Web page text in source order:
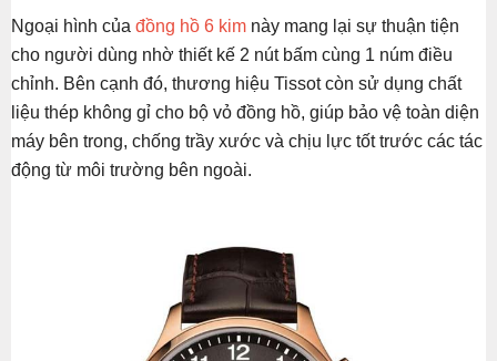
Ngoại hình của đồng hồ 6 kim này mang lại sự thuận tiện
cho người dùng nhờ thiết kế 2 nút bấm cùng 1 núm điều
chỉnh. Bên cạnh đó, thương hiệu Tissot còn sử dụng chất
liệu thép không gỉ cho bộ vỏ đồng hồ, giúp bảo vệ toàn diện
máy bên trong, chống trầy xước và chịu lực tốt trước các tác
động từ môi trường bên ngoài.